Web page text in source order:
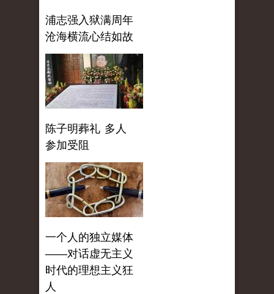
浦志强入狱满周年
沧海横流心结如故
陈子明葬礼 多人
参加受阻
一个人的独立媒体
——对话虚无主义
时代的理想主义狂
人